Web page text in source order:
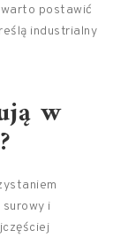
postawić
industrialny
w
i